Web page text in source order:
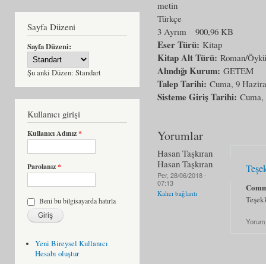
Sayfa Düzeni
Sayfa Düzeni:
Şu anki Düzen: Standart
Kullanıcı girişi
Kullanıcı Adınız*
Parolanız*
Beni bu bilgisayarda hatırla
Yeni Bireysel Kullanıcı
Hesabı oluştur
metin
Türkçe
3 Ayrım
900,96 KB
Eser Türü: Kitap
Kitap Alt Türü: Roman/Öykü
Alındığı Kurum: GETEM
Talep Tarihi: Cuma, 9
Sisteme Giriş Tarihi: Cuma,
Yorumlar
Hasan Taşkıran
Hasan Taşkıran
Per, 28/06/2018 -
07:13
Kalıcı bağlantı